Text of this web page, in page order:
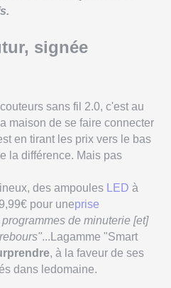
signée
sans fil 2.0, c'est au
maison de se faire connecter
en tirant les prix vers le bas
la différence. Mais pas
des ampoules
LED à
pour uneprise
de minuterie [et]
...Lagamme "Smart
, à la faveur de ses
dans ledomaine.